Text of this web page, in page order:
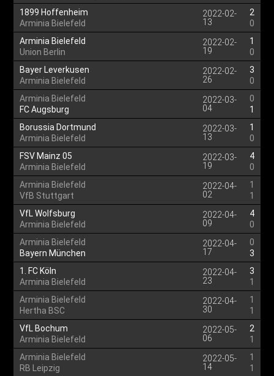
1899 Hoffenheim
Arminia Bielefeld
2022-02-
13
2
0
Arminia Bielefeld
Union Berlin
2022-02-
19
1
0
Bayer Leverkusen
Arminia Bielefeld
2022-02-
26
3
0
Arminia Bielefeld
FC Augsburg
2022-03-
04
0
1
Borussia Dortmund
Arminia Bielefeld
2022-03-
13
1
0
FSV Mainz 05
Arminia Bielefeld
2022-03-
19
4
0
Arminia Bielefeld
VfB Stuttgart
2022-04-
02
1
1
VfL Wolfsburg
Arminia Bielefeld
2022-04-
09
4
0
Arminia Bielefeld
Bayern München
2022-04-
17
0
3
1. FC Köln
Arminia Bielefeld
2022-04-
23
3
1
Arminia Bielefeld
Hertha BSC
2022-04-
30
1
1
VfL Bochum
Arminia Bielefeld
2022-05-
06
2
1
Arminia Bielefeld
RB Leipzig
2022-05-
14
1
1